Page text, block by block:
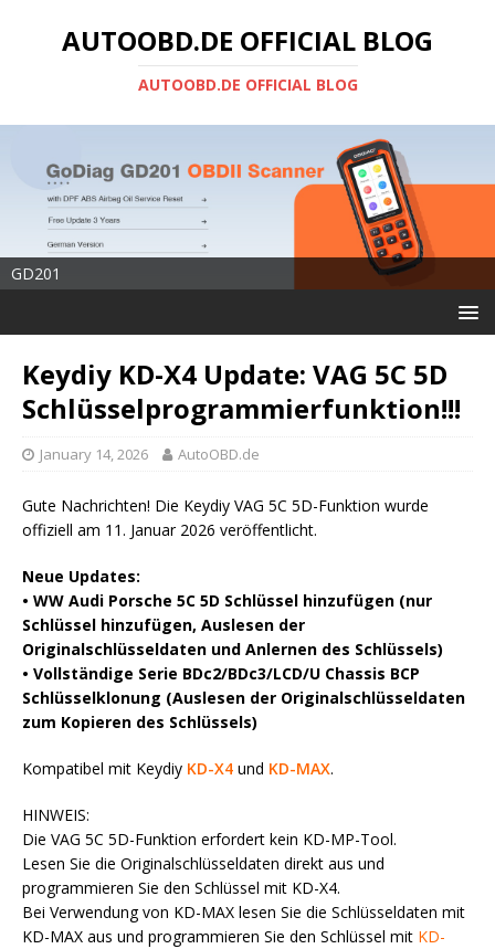
AUTOOBD.DE OFFICIAL BLOG
AUTOOBD.DE OFFICIAL BLOG
GD201
Keydiy KD-X4 Update: VAG 5C 5D
Schlüsselprogrammierfunktion!!!
January 14, 2026 AutoOBD.de
Gute Nachrichten! Die Keydiy VAG 5C 5D-Funktion wurde
offiziell am 11. Januar 2026 veröffentlicht.
Neue Updates:
• WW Audi Porsche 5C 5D Schlüssel hinzufügen (nur
Schlüssel hinzufügen, Auslesen der
Originalschlüsseldaten und Anlernen des Schlüssels)
• Vollständige Serie BDc2/BDc3/LCD/U Chassis BCP
Schlüsselklonung (Auslesen der Originalschlüsseldaten
zum Kopieren des Schlüssels)
Kompatibel mit Keydiy KD-X4 und KD-MAX.
HINWEIS:
Die VAG 5C 5D-Funktion erfordert kein KD-MP-Tool.
Lesen Sie die Originalschlüsseldaten direkt aus und
programmieren Sie den Schlüssel mit KD-X4.
Bei Verwendung von KD-MAX lesen Sie die Schlüsseldaten mit
KD-MAX aus und programmieren Sie den Schlüssel mit KD-